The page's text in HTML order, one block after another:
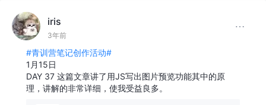
iris
3年前
#青训营笔记创作活动#
1月15日
DAY 37 这篇文章讲了用JS写出图片预览功能其中的原
理，讲解的非常详细，使我受益良多。